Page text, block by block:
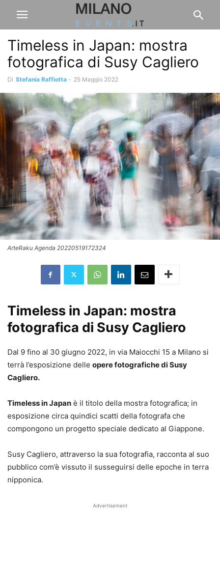
Timeless in Japan: mostra
fotografica di Susy Cagliero
Di Stefania Raffiotta - 25 Maggio 2022
ArteRaku Agenda 20220519172324
Timeless in Japan: mostra
fotografica di Susy Cagliero
Dal 9 fino al 30 giugno 2022, in via Maiocchi 15 a Milano si
terrà l’esposizione delle opere fotografiche di Susy
Cagliero.
Timeless in Japan è il titolo della mostra fotografica; in
esposizione circa quindici scatti della fotografa che
compongono un progetto speciale dedicato al Giappone.
Susy Cagliero, attraverso la sua fotografia, racconta al suo
pubblico com’è vissuto il susseguirsi delle epoche in terra
nipponica.
Advertisement